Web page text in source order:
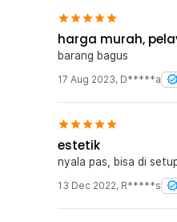
harga murah,
barang bagus
17 Aug 2023, D*****a
estetik
nyala pas, bisa di
13 Dec 2022, R*****s